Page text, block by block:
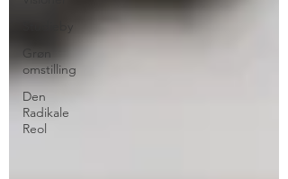
Studieby
Grøn
omstilling
Den
Radikale
Reol